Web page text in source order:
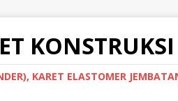
KONSTRUKSI
KARET ELASTOMER